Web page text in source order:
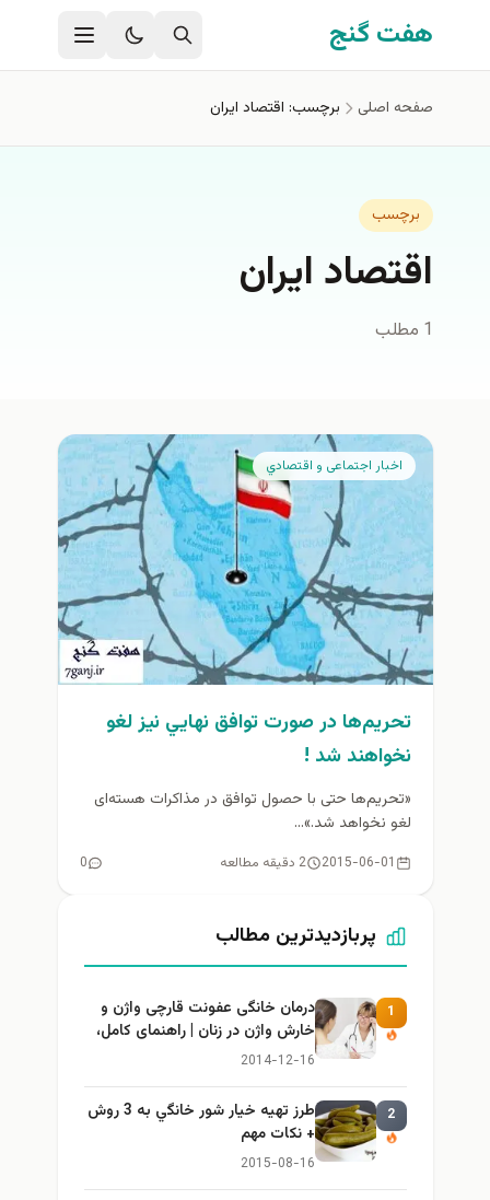
رفتن به محتوای اصلی
هفت گنج
صفحه اصلی برچسب: اقتصاد ايران
برچسب
اقتصاد ايران
1 مطلب
اخبار اجتماعی و اقتصادي
تحریم‌ها در صورت توافق نهايي نيز لغو
نخواهند شد !
«تحریم‌ها حتی با حصول توافق در مذاکرات هسته‌ای
لغو نخواهد شد.»...
2015-06-01 2 دقیقه مطالعه 0
پربازدیدترین مطالب
1
درمان خانگی عفونت قارچی واژن و
خارش واژن در زنان | راهنمای کامل،
ایمن و کاربردی
2014-12-16
2
طرز تهيه خیار شور خانگي به 3 روش
+ نكات مهم
2015-08-16